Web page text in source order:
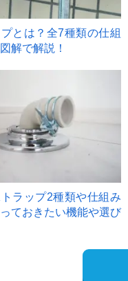
とは？全7種類の仕組
解で解説！
ラップ2種類や仕組み
ておきたい機能や選び